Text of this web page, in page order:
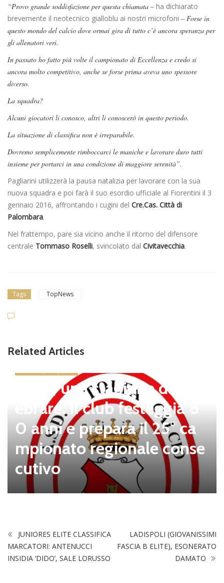
“Provo grande soddisfazione per questa chiamata – ha dichiarato
brevemente il neotecnico gialloblu ai nostri microfoni – Forse in
questo mondo del calcio dove ormai gira di tutto c’è ancora speranza per
gli allenatori veri.
In passato ho fatto più volte il campionato di Eccellenza e credo si
ancora molto competitivo, anche se forse prima aveva uno spessore
diverso.
La squadra?
Alcuni giocatori li conosco, altri li conoscerò in questo periodo.
La situazione di classifica non è irreparabile.
Dovremo semplicemente rimboccarci le maniche e lavorare duro tutti
insieme per portarci in una condizione di maggiore serenità”.
Pagliarini utilizzerà la pausa natalizia per lavorare con la sua
nuova squadra e poi farà il suo esordio ufficiale al Fiorentini il 3
gennaio 2016, affrontando i cugini del Cre.Cas. Città di
Palombara.
Nel frattempo, pare sia vicino anche il ritorno del difensore
centrale Tommaso Roselli, svincolato dal Civitavecchia.
Tags TopNews
Related Articles
Tolfa, una stagione da cel
ebrare: il club festeggia 8
0 anni e prepara il 25° ca
mpionato regionale conse
cutivo
JUNIORES ELITE CLASSIFICA
MARCATORI: ANTENUCCI
INSIDIA ‘DIDO’, SALE LORUSSO
LADISPOLI (GIOVANISSIMI
FASCIA B ELITE), ESONERATO
DAMATO